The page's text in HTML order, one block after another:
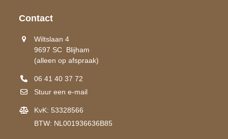
Contact
Wiltslaan 4
9697 SC Blijham
(alleen op afspraak)
06 41 40 37 72
Stuur een e-mail
KvK: 53328566
BTW: NL001936636B85